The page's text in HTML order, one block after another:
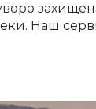
Наш